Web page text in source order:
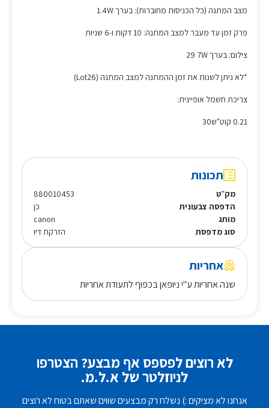
מצב המתנה (כל הכניסות מחוברות): בערך 1.4W
פרק זמן עד מעבר למצב המתנה: 10 דקות ו-6 שניות
צילום: בערך 7W‏ 29
*לא ניתן לשנות את זמן ההמתנה למצב המתנה (Lot26)
צריכת חשמל אופיינית:
‎0.21 קוט"ש30‎
תכונות
מק״ט
880010453
הדפסה צבעונית
כן
מותג
canon
סוג מדפסת
הזרקת דיו
אחריות
שנה אחריות ע"י ניופאן בכפוף לתעודת אחריות
לא רוצים לפספס אף מבצע? הצטרפו
לניוזלטר של א.ל.מ.
אנחנו לא מציקים :) נשלח רק מבצעים שווים שאתם בטוח לא רוצים